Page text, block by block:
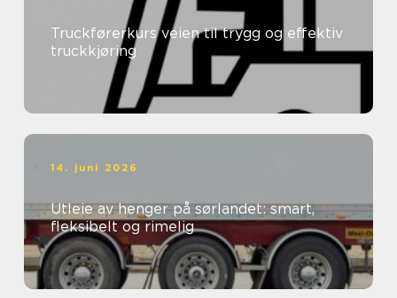
Truckførerkurs veien til trygg og effektiv
truckkjøring
14. juni 2026
Utleie av henger på sørlandet: smart,
fleksibelt og rimelig